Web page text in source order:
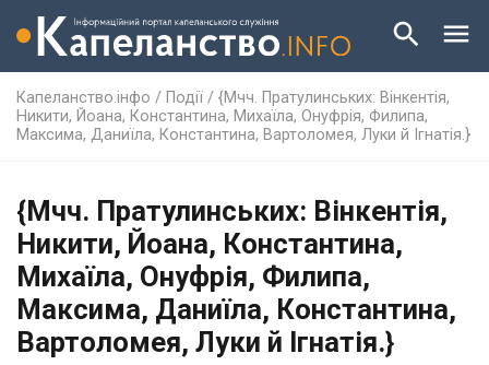
Капеланство.інфо / Події / {Мчч. Пратулинських: Вінкентія,
Никити, Йоана, Константина, Михаїла, Онуфрія, Филипа,
Максима, Даниїла, Константина, Вартоломея, Луки й Ігнатія.}
{Мчч. Пратулинських: Вінкентія,
Никити, Йоана, Константина,
Михаїла, Онуфрія, Филипа,
Максима, Даниїла, Константина,
Вартоломея, Луки й Ігнатія.}